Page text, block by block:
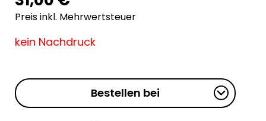
Preis inkl. Mehrwertsteuer
kein Nachdruck
Bestellen bei